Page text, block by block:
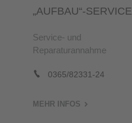
„AUFBAU“-SERVICE
Service- und
Reparaturannahme
0365/82331-24
MEHR INFOS